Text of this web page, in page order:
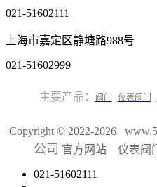
021-51602111
上海市嘉定区静塘路988号
021-51602999
主要产品： 阀门 仪表阀门
Copyright © 2022-2026
公司 官方网站 仪表阀
021-51602111